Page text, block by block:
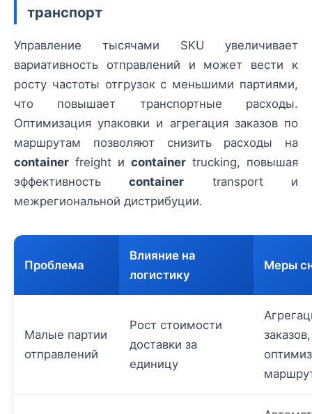
транспорт
Управление тысячами SKU увеличивает
вариативность отправлений и может вести к
росту частоты отгрузок с меньшими партиями,
что повышает транспортные расходы.
Оптимизация упаковки и агрегация заказов по
маршрутам позволяют снизить расходы на
container freight и container trucking, повышая
эффективностьcontainer transport и
межрегиональной дистрибуции.
Проблема
Влияние на
логистику
Меры
Малые партии
отправлений
Рост стоимости
доставки за
единицу
заказов,